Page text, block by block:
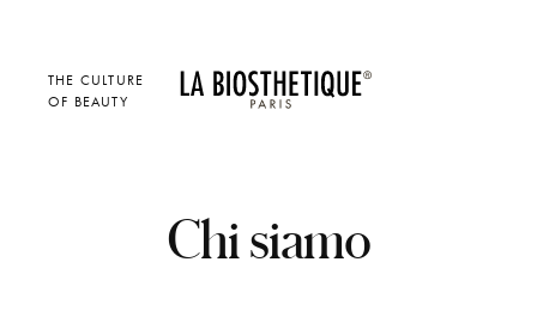
THE CULTURE
OF BEAUTY
Chi siamo